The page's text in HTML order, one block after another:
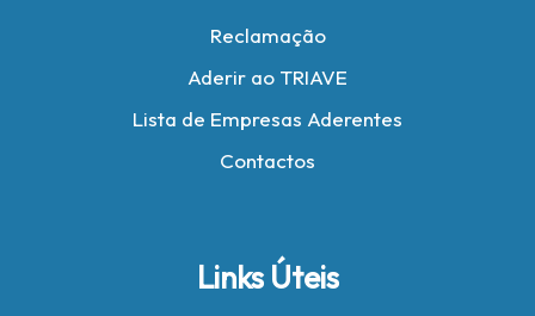
Reclamação
Aderir ao TRIAVE
Lista de Empresas Aderentes
Contactos
Links Úteis